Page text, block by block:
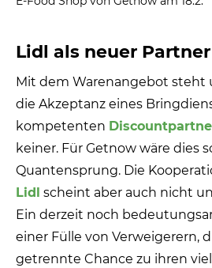
Lidl als neuer Partner
Mit dem Warenangebot steht
die Akzeptanz eines
kompetenten
keiner. Für Getnow wäre dies
Quantensprung. Die
Lidl
scheint aber auch nicht
Ein derzeit noch
einer Fülle von Verweigerern,
getrennte Chance zu ihren